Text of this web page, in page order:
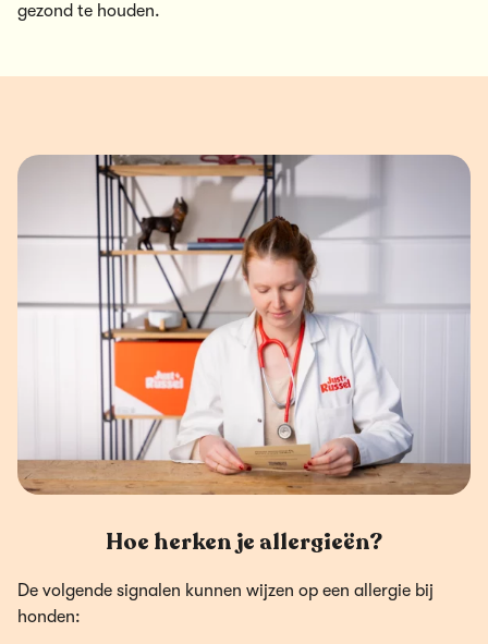
gezond te houden.
Hoe herken je allergieën?
De volgende signalen kunnen wijzen op een allergie bij
honden: